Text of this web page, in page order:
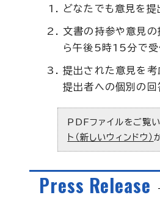
どなたでも意見を提
文書の持参や意見
ら午後5時15分で受
提出された意見を考
提出者への個別の回
PDFファイルをご覧
ト（新しいウィンドウ）
Press Release